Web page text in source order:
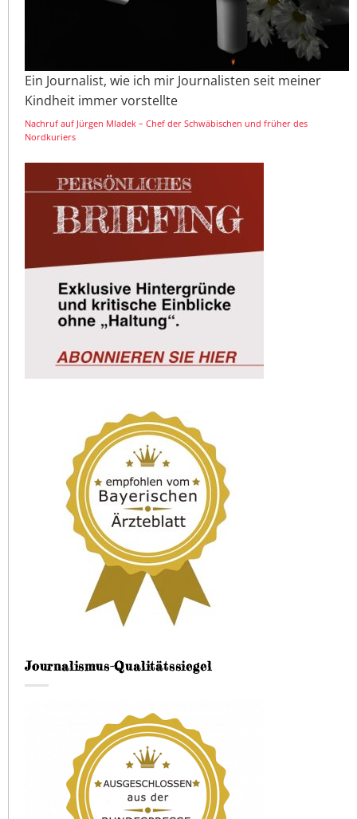
Ein Journalist, wie ich mir Journalisten seit meiner
Kindheit immer vorstellte
Nachruf auf Jürgen Mladek – Chef der Schwäbischen und früher des
Nordkuriers
Journalismus-Qualitätssiegel